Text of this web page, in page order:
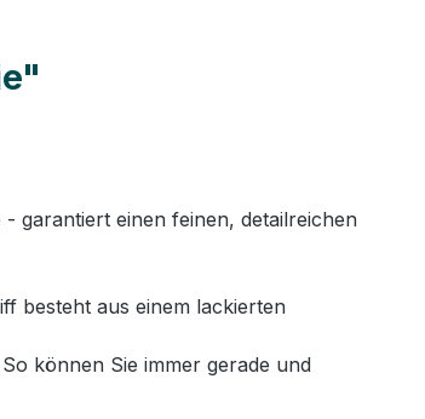
garantiert einen feinen, detailreichen
besteht aus einem lackierten
können Sie immer gerade und